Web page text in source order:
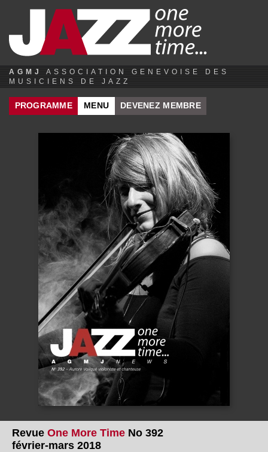
Jump to navigation
AGMJ
ASSOCIATION GENEVOISE DES
MUSICIENS DE JAZZ
PROGRAMME MENU DEVENEZ MEMBRE
Revue One More Time No 392
février-mars 2018